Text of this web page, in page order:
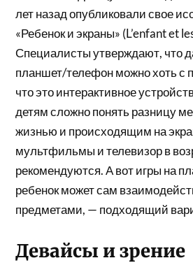
лет назад опубликовали свое
«Ребенок и экраны» (L’enfant et
Специалисты утверждают, что
планшет/телефон можно хоть с
что это интерактивное
детям сложно понять разницу
жизнью и происходящим на
мультфильмы и телевизор в
рекомендуются. А вот игры на
ребенок может сам
предметами, — подходящий
Девайсы и зрение